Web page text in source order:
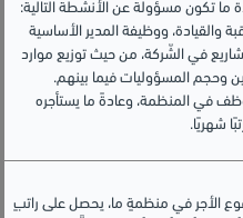
ما تكون مسؤولة عن الأنشطة التالية:
والقيادة، ووظيفة المدير الأساسية
في الشّركة، من حيث توزيع موارد
وحجم المسؤوليات فيما بينهم.
في المنظمة، وعادةً ما يستأجره
شهريًا.
الأجر في منظمةٍ ما، يحصل على راتبٍ